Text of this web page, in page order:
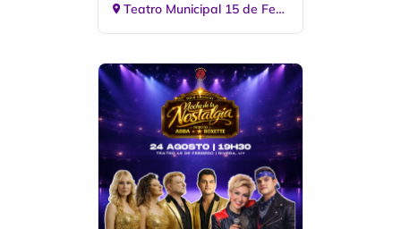
Teatro Municipal 15 de Febrero